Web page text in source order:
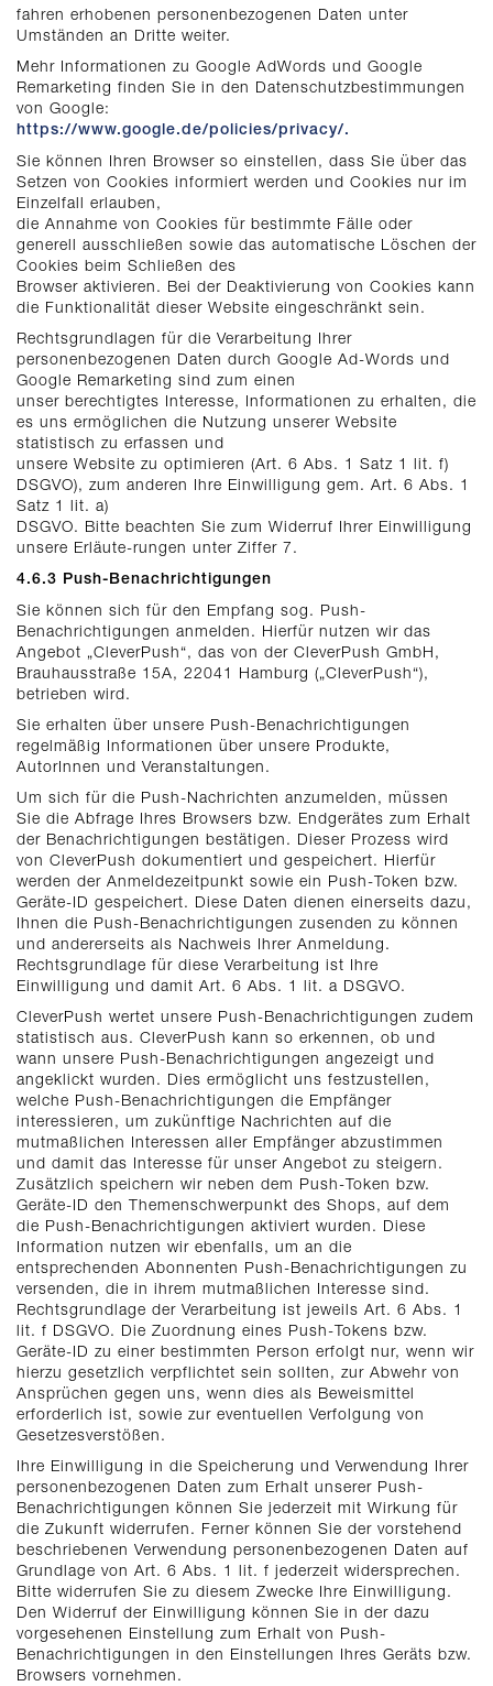
fahren erhobenen personenbezogenen Daten unter
Umständen an Dritte weiter.
Mehr Informationen zu Google AdWords und Google
Remarketing finden Sie in den Datenschutzbestimmungen
von Google:
https://www.google.de/policies/privacy/.
Sie können Ihren Browser so einstellen, dass Sie über das
Setzen von Cookies informiert werden und Cookies nur im
Einzelfall erlauben,
die Annahme von Cookies für bestimmte Fälle oder
generell ausschließen sowie das automatische Löschen der
Cookies beim Schließen des
Browser aktivieren. Bei der Deaktivierung von Cookies kann
die Funktionalität dieser Website eingeschränkt sein.
Rechtsgrundlagen für die Verarbeitung Ihrer
personenbezogenen Daten durch Google Ad-Words und
Google Remarketing sind zum einen
unser berechtigtes Interesse, Informationen zu erhalten, die
es uns ermöglichen die Nutzung unserer Website
statistisch zu erfassen und
unsere Website zu optimieren (Art. 6 Abs. 1 Satz 1 lit. f)
DSGVO), zum anderen Ihre Einwilligung gem. Art. 6 Abs. 1
Satz 1 lit. a)
DSGVO. Bitte beachten Sie zum Widerruf Ihrer Einwilligung
unsere Erläute-rungen unter Ziffer 7.
4.6.3 Push-Benachrichtigungen
Sie können sich für den Empfang sog. Push-
Benachrichtigungen anmelden. Hierfür nutzen wir das
Angebot „CleverPush“, das von der CleverPush GmbH,
Brauhausstraße 15A, 22041 Hamburg („CleverPush“),
betrieben wird.
Sie erhalten über unsere Push-Benachrichtigungen
regelmäßig Informationen über unsere Produkte,
AutorInnen und Veranstaltungen.
Um sich für die Push-Nachrichten anzumelden, müssen
Sie die Abfrage Ihres Browsers bzw. Endgerätes zum Erhalt
der Benachrichtigungen bestätigen. Dieser Prozess wird
von CleverPush dokumentiert und gespeichert. Hierfür
werden der Anmeldezeitpunkt sowie ein Push-Token bzw.
Geräte-ID gespeichert. Diese Daten dienen einerseits dazu,
Ihnen die Push-Benachrichtigungen zusenden zu können
und andererseits als Nachweis Ihrer Anmeldung.
Rechtsgrundlage für diese Verarbeitung ist Ihre
Einwilligung und damit Art. 6 Abs. 1 lit. a DSGVO.
CleverPush wertet unsere Push-Benachrichtigungen zudem
statistisch aus. CleverPush kann so erkennen, ob und
wann unsere Push-Benachrichtigungen angezeigt und
angeklickt wurden. Dies ermöglicht uns festzustellen,
welche Push-Benachrichtigungen die Empfänger
interessieren, um zukünftige Nachrichten auf die
mutmaßlichen Interessen aller Empfänger abzustimmen
und damit das Interesse für unser Angebot zu steigern.
Zusätzlich speichern wir neben dem Push-Token bzw.
Geräte-ID den Themenschwerpunkt des Shops, auf dem
die Push-Benachrichtigungen aktiviert wurden. Diese
Information nutzen wir ebenfalls, um an die
entsprechenden Abonnenten Push-Benachrichtigungen zu
versenden, die in ihrem mutmaßlichen Interesse sind.
Rechtsgrundlage der Verarbeitung ist jeweils Art. 6 Abs. 1
lit. f DSGVO. Die Zuordnung eines Push-Tokens bzw.
Geräte-ID zu einer bestimmten Person erfolgt nur, wenn wir
hierzu gesetzlich verpflichtet sein sollten, zur Abwehr von
Ansprüchen gegen uns, wenn dies als Beweismittel
erforderlich ist, sowie zur eventuellen Verfolgung von
Gesetzesverstößen.
Ihre Einwilligung in die Speicherung und Verwendung Ihrer
personenbezogenen Daten zum Erhalt unserer Push-
Benachrichtigungen können Sie jederzeit mit Wirkung für
die Zukunft widerrufen. Ferner können Sie der vorstehend
beschriebenen Verwendung personenbezogenen Daten auf
Grundlage von Art. 6 Abs. 1 lit. f jederzeit widersprechen.
Bitte widerrufen Sie zu diesem Zwecke Ihre Einwilligung.
Den Widerruf der Einwilligung können Sie in der dazu
vorgesehenen Einstellung zum Erhalt von Push-
Benachrichtigungen in den Einstellungen Ihres Geräts bzw.
Browsers vornehmen.